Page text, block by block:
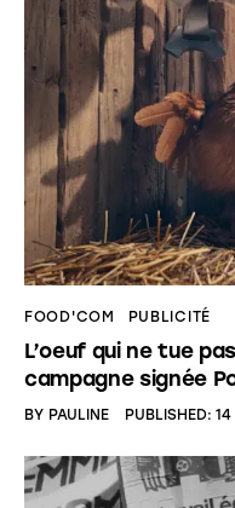
FOOD'COM PUBLICITÉ
L’oeuf qui ne tue
campagne signée
BY PAULINE PUBLISHED: 14